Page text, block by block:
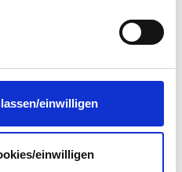
einwilligen
einwilligen
Informationen zu den Änderungen
"
Unternehmen, die
in Umlauf